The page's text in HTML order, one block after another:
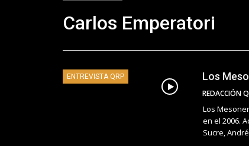
Carlos Emperatori
ENTREVISTA QRP Los
REDACCIÓN
Los
en el 2006.
Sucre,